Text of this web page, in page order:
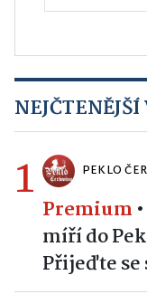
1 PEKLO
Premium •
míří do
Přijeďte